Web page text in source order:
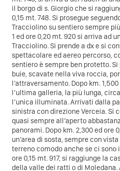
il borgo di s. Giorgio che si
0,15 mt. 748. Si prosegue
Tracciolino su sentiero sempre
1 ed ore 0,20 mt. 920 si arriva ad
Tracciolino. Si prende a dx e si
spettacolare ed aereo percorso,
sentiero è sempre ben protetto.
buie, scavate nella viva roccia,
l’attraversamento. Dopo km.
l’ultima galleria, la più lunga,
l’unica illuminata. Arrivati dalla
sinistra con direzione Verceia. Si
quasi sempre all’aperto
panorami. Dopo km. 2,300 ed ore
un’area di sosta, sempre con
terreno comodo anche se ci sono
ore 0,15 mt. 917, si raggiunge la
della valle dei ratti o di Moledana.